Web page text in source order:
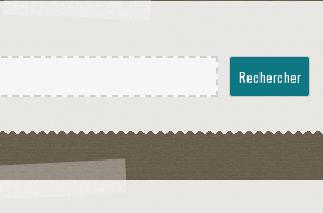
Rechercher